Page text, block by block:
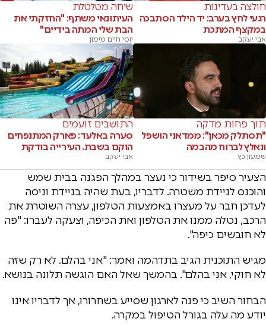
חולצה בעדינות
רגעי לחץ בערב: יד הילד הסתבכה
במקצף המתכת
אבי יעקב
שיחה מטלטלת
העיתונאי משתף: "החזקתי את
הבת שלי המתה בידיים"
יוסי חיים מימון
תוך פחות מדקה
"תסתלק מכאן": ממדאני הושפל
ונאלץ לברוח מהבמה
שמעון כץ
התושבים זועמים
סערה באלעד: פארק המתנפחים
הוקם בשבת. העירייה בודקת
אבי יעקב
הצעיר סיפר בשידור כי נעצר במהלך הפגנה בבית שמש
והוכנס לניידת משטרה. לדבריו, בעת שהיה בניידת וניסה
לעדכן חבר על מעצרו באמצעות הטלפון, עצרה השוטרת את
הרכב, נטלה ממנו את הטלפון ואת הכיפה, וצעקה לעברו: "פה
לא חובשים כיפה".
מגיש התוכנית הגיב בתדהמה ואמר: "אני בהלם. לא רק שזה
לא חוקי, אני בהלם". בהמשך שאל האם הוגשה תלונה בנושא.
הבחור השיב כי פנה לארגון שסייע בשחרורו, אך לדבריו אינו
יודע מה עלה בגורל הטיפול במקרה.